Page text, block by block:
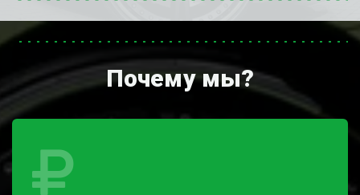
Почему мы?